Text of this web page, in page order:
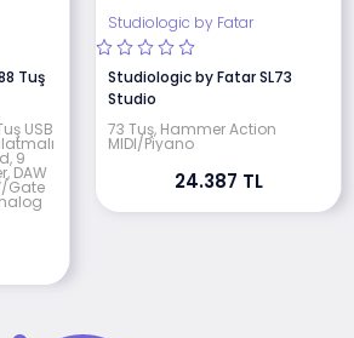
Tuş
USB
9
DAW
Gate
Studiologic by Fatar
Studiologic by Fatar SL73
Studio
73 Tuş, Hammer Action
MIDI/Piyano
24.387 TL